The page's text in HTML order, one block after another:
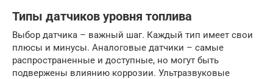
Типы датчиков уровня топлива
Выбор датчика – важный шаг. Каждый тип имеет свои
плюсы и минусы. Аналоговые датчики – самые
распространенные и доступные, но могут быть
подвержены влиянию коррозии. Ультразвуковые